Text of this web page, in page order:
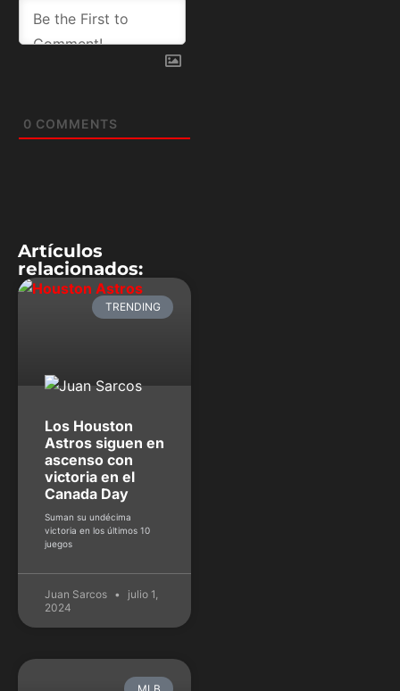
0 COMMENTS
Artículos
relacionados:
TRENDING
Los Houston
Astros siguen en
ascenso con
victoria en el
Canada Day
Suman su undécima
victoria en los últimos 10
juegos
Juan Sarcos
julio 1,
2024